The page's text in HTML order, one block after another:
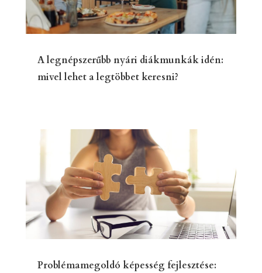
A legnépszerűbb nyári diákmunkák idén:
mivel lehet a legtöbbet keresni?
Problémamegoldó képesség fejlesztése: